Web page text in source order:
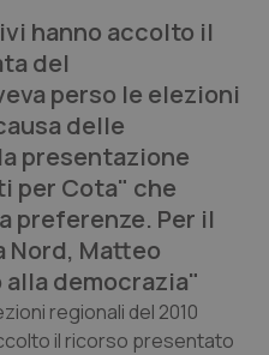
hanno accolto il
del
perso le elezioni
delle
presentazione
per Cota" che
preferenze. Per il
Nord, Matteo
democrazia"
regionali del 2010
il ricorso presentato